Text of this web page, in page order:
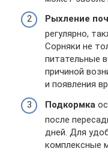
Рыхление
регулярно,
Сорняки не
питательные
причиной
и появления
Подкормка
после
дней. Для
комплексные